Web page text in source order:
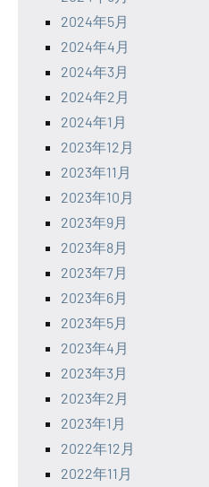
2024年5月
2024年4月
2024年3月
2024年2月
2024年1月
2023年12月
2023年11月
2023年10月
2023年9月
2023年8月
2023年7月
2023年6月
2023年5月
2023年4月
2023年3月
2023年2月
2023年1月
2022年12月
2022年11月